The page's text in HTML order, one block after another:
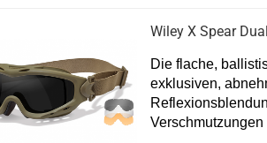
Wiley X Spear
Die flache,
exklusiven,
Verschmutzungen